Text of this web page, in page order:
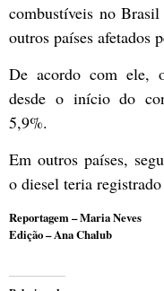
combustíveis no
outros países afetados
De acordo com ele,
desde o início do
5,9%.
Em outros países,
o diesel teria
Reportagem – Maria Neves
Edição – Ana Chalub